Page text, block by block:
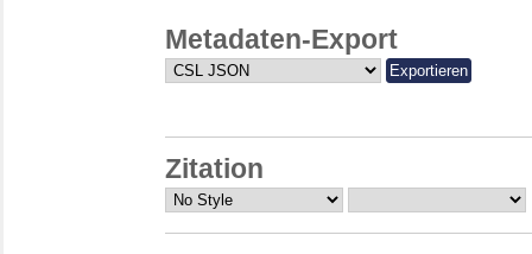
Metadaten-Export
Zitation